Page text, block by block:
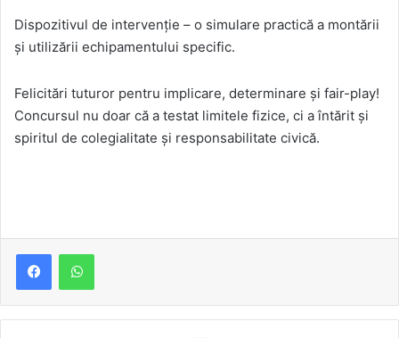
Dispozitivul de intervenție – o simulare practică a montării
și utilizării echipamentului specific.
Felicitări tuturor pentru implicare, determinare și fair-play!
Concursul nu doar că a testat limitele fizice, ci a întărit și
spiritul de colegialitate și responsabilitate civică.